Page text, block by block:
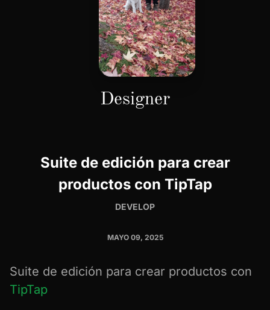
Designer
Suite de edición para crear
productos con TipTap
DEVELOP
MAYO 09, 2025
Suite de edición para crear productos con
TipTap